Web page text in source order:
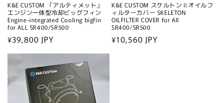
K&E CUSTOM 「アルティメット」
エンジン一体型冷却ビッグフィン
Engine-integrated Cooling bigfin
for ALL SR400/SR500
通
常
格
¥39,800 JPY
K&E CUSTOM スケルトンⅡオイルフ
ィルターカバー SKELETON
OILFILTER COVER for All
SR400/SR500
通
¥10,560 JPY